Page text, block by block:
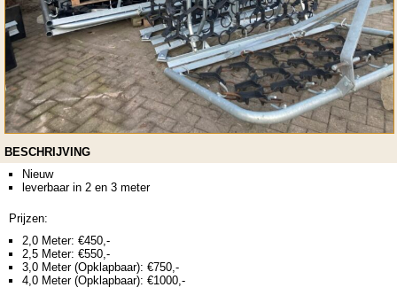
BESCHRIJVING
Nieuw
leverbaar in 2 en 3 meter
Prijzen:
2,0 Meter: €450,-
2,5 Meter: €550,-
3,0 Meter (Opklapbaar): €750,-
4,0 Meter (Opklapbaar): €1000,-